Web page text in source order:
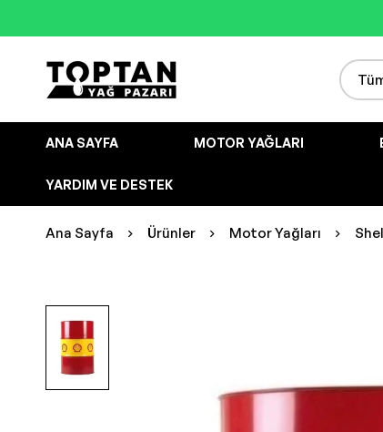
ANA SAYFA MOTOR YAĞLARI
YARDIM VE DESTEK
Ana Sayfa Ürünler Motor Yağları